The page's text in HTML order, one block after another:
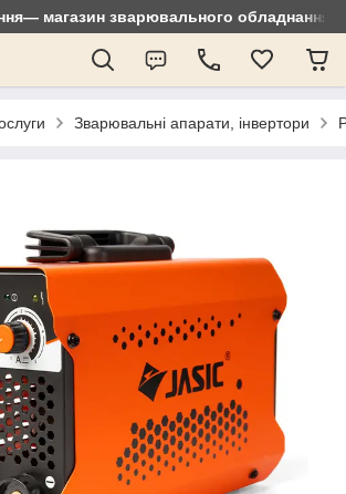
магазин зварювального обладнання:
Зварювальні апарати, інвертори